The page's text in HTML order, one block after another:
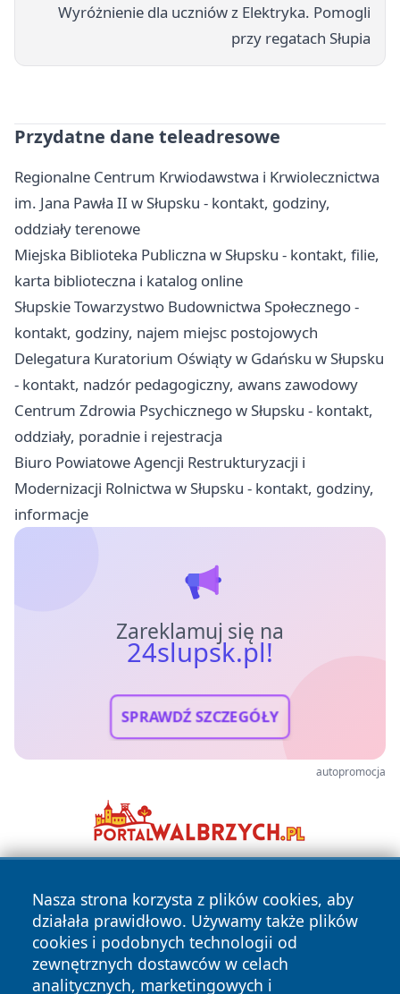
Wyróżnienie dla uczniów z Elektryka. Pomogli
przy regatach Słupia
Przydatne dane teleadresowe
Regionalne Centrum Krwiodawstwa i Krwiolecznictwa
im. Jana Pawła II w Słupsku - kontakt, godziny,
oddziały terenowe
Miejska Biblioteka Publiczna w Słupsku - kontakt, filie,
karta biblioteczna i katalog online
Słupskie Towarzystwo Budownictwa Społecznego -
kontakt, godziny, najem miejsc postojowych
Delegatura Kuratorium Oświąty w Gdańsku w Słupsku
- kontakt, nadzór pedagogiczny, awans zawodowy
Centrum Zdrowia Psychicznego w Słupsku - kontakt,
oddziały, poradnie i rejestracja
Biuro Powiatowe Agencji Restrukturyzacji i
Modernizacji Rolnictwa w Słupsku - kontakt, godziny,
informacje
Zareklamuj się na
24slupsk.pl!
SPRAWDŹ SZCZEGÓŁY
autopromocja
Nasza strona korzysta z plików cookies, aby
działała prawidłowo. Używamy także plików
cookies i podobnych technologii od
zewnętrznych dostawców w celach
analitycznych, marketingowych i
Copyright © 2026 24slupsk.pl Wszystkie prawa zastrzeżone.